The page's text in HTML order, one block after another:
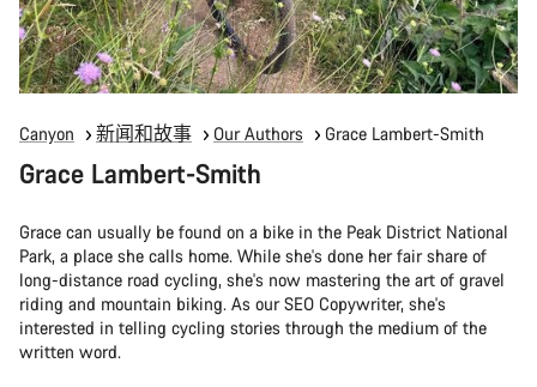
Canyon 新闻和故事 Our Authors Grace Lambert-Smith
Grace Lambert-Smith
Grace can usually be found on a bike in the Peak District National
Park, a place she calls home. While she's done her fair share of
long-distance road cycling, she's now mastering the art of gravel
riding and mountain biking. As our SEO Copywriter, she's
interested in telling cycling stories through the medium of the
written word.